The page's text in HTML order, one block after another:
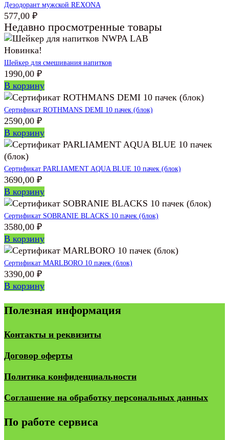
Дезодорант мужской REXONA
577,00 ₽
Недавно просмотренные товары
Новинка!
Шейкер для смешивания напитков
1990,00 ₽
В корзину
Сертификат ROTHMANS DEMI 10 пачек (блок)
2590,00 ₽
В корзину
Сертификат PARLIAMENT AQUA BLUE 10 пачек (блок)
3690,00 ₽
В корзину
Сертификат SOBRANIE BLACKS 10 пачек (блок)
3580,00 ₽
В корзину
Сертификат MARLBORO 10 пачек (блок)
3390,00 ₽
В корзину
Полезная информация
Контакты и реквизиты
Договор оферты
Политика конфиденциальности
Соглашение на обработку персональных данных
По работе сервиса